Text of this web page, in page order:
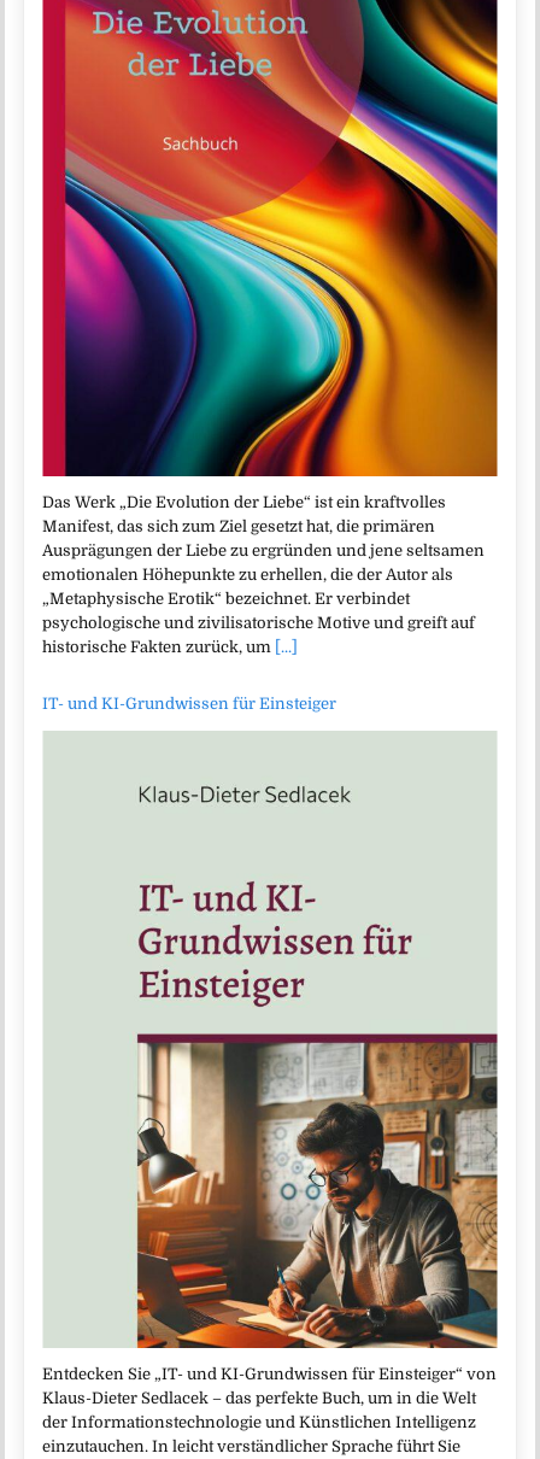
Das Werk „Die Evolution der Liebe“ ist ein kraftvolles
Manifest, das sich zum Ziel gesetzt hat, die primären
Ausprägungen der Liebe zu ergründen und jene seltsamen
emotionalen Höhepunkte zu erhellen, die der Autor als
„Metaphysische Erotik“ bezeichnet. Er verbindet
psychologische und zivilisatorische Motive und greift auf
historische Fakten zurück, um [...]
IT- und KI-Grundwissen für Einsteiger
Entdecken Sie „IT- und KI-Grundwissen für Einsteiger“ von
Klaus-Dieter Sedlacek – das perfekte Buch, um in die Welt
der Informationstechnologie und Künstlichen Intelligenz
einzutauchen. In leicht verständlicher Sprache führt Sie